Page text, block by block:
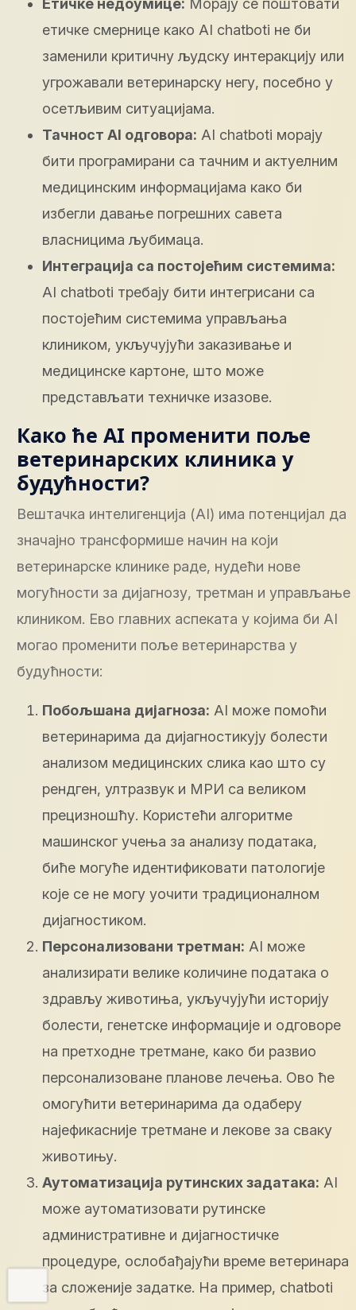
етичке смернице како AI chatboti не би
заменили критичну људску интеракцију или
угрожавали ветеринарску негу, посебно у
осетљивим ситуацијама.
Тачност AI одговора: AI chatboti морају
бити програмирани са тачним и актуелним
медицинским информацијама како би
избегли давање погрешних савета
власницима љубимаца.
Интеграција са постојећим системима:
AI chatboti требају бити интегрисани са
постојећим системима управљања
клиником, укључујући заказивање и
медицинске картоне, што може
представљати техничке изазове.
Како ће AI променити поље
ветеринарских клиника у
будућности?
Вештачка интелигенција (AI) има потенцијал да
значајно трансформише начин на који
ветеринарске клинике раде, нудећи нове
могућности за дијагнозу, третман и управљање
клиником. Ево главних аспеката у којима би AI
могао променити поље ветеринарства у
будућности:
Побољшана дијагноза: AI може помоћи
ветеринарима да дијагностикују болести
анализом медицинских слика као што су
рендген, ултразвук и МРИ са великом
прецизношћу. Користећи алгоритме
машинског учења за анализу података,
биће могуће идентификовати патологије
које се не могу уочити традиционалном
дијагностиком.
Персонализовани третман: AI може
анализирати велике количине података о
здрављу животиња, укључујући историју
болести, генетске информације и одговоре
на претходне третмане, како би развио
персонализоване планове лечења. Ово ће
омогућити ветеринарима да одаберу
најефикасније третмане и лекове за сваку
животињу.
Аутоматизација рутинских задатака: AI
може аутоматизовати рутинске
административне и дијагностичке
процедуре, ослобађајући време ветеринара
за сложеније задатке. На пример, chatboti